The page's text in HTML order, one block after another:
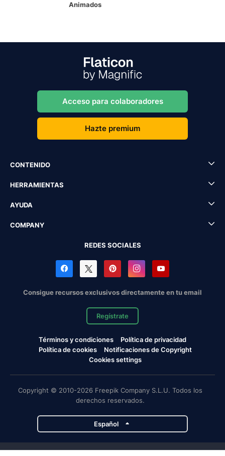
Animados
Acceso para colaboradores
Hazte premium
CONTENIDO
HERRAMIENTAS
AYUDA
COMPANY
REDES SOCIALES
Consigue recursos exclusivos directamente en tu email
Regístrate
Términos y condiciones
Política de privacidad
Política de cookies
Notificaciones de Copyright
Cookies settings
Copyright © 2010-2026 Freepik Company S.L.U. Todos los
derechos reservados.
Español